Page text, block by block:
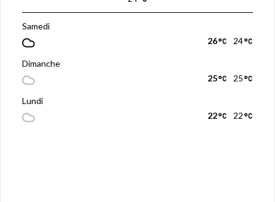
Samedi
24
26
Dimanche
25
25
Lundi
22
22